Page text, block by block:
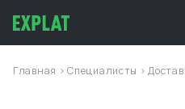
Главная >Специалисты >